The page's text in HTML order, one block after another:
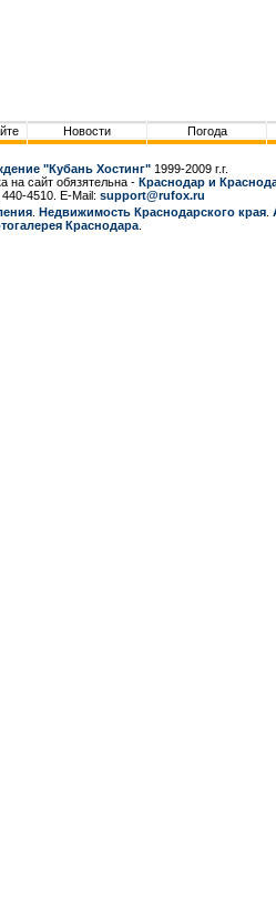
Новости Погода
"Кубань Хостинг" 1999-2009 г.г.
на сайт обязятельна - Краснодар и
4510. E-Mail: support@rufox.ru
Недвижимость Краснодарcкого края
Краснодара